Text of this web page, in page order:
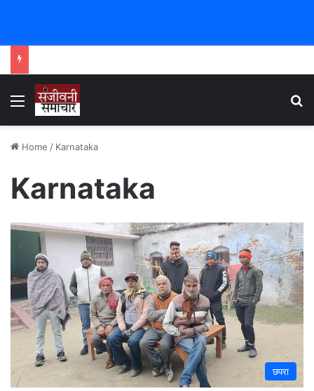
Menu
Home / Karnataka
Karnataka
छपरा